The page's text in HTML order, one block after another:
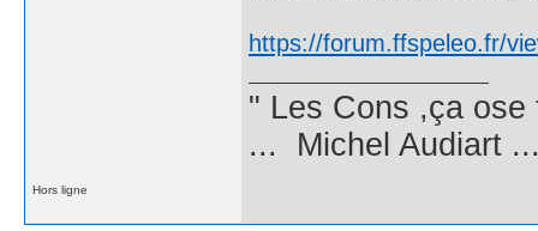
https://forum.ffspeleo.fr/
" Les Cons ,ça
... Michel Audiart
Hors ligne